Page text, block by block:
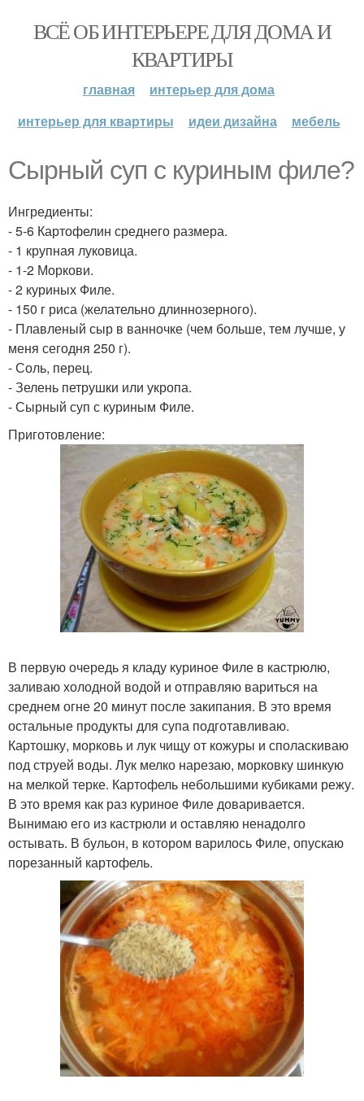
ВСЁ ОБ ИНТЕРЬЕРЕ ДЛЯ ДОМА И
КВАРТИРЫ
главная
интерьер для дома
интерьер для квартиры
идеи дизайна мебель
Сырный суп с куриным филе?
Ингредиенты:
- 5-6 Картофелин среднего размера.
- 1 крупная луковица.
- 1-2 Моркови.
- 2 куриных Филе.
- 150 г риса (желательно длиннозерного).
- Плавленый сыр в ванночке (чем больше, тем лучше, у
меня сегодня 250 г).
- Соль, перец.
- Зелень петрушки или укропа.
- Сырный суп с куриным Филе.
Приготовление:
В первую очередь я кладу куриное Филе в кастрюлю,
заливаю холодной водой и отправляю вариться на
среднем огне 20 минут после закипания. В это время
остальные продукты для супа подготавливаю.
Картошку, морковь и лук чищу от кожуры и споласкиваю
под струей воды. Лук мелко нарезаю, морковку шинкую
на мелкой терке. Картофель небольшими кубиками режу.
В это время как раз куриное Филе доваривается.
Вынимаю его из кастрюли и оставляю ненадолго
остывать. В бульон, в котором варилось Филе, опускаю
порезанный картофель.